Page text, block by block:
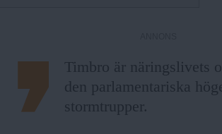
o
n
d
Timbro är näringslivets
den parlamentariska
stormtrupper.